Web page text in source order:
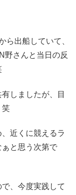
ら出船していて、
野さんと当日の反
しましたが、目
笑
近くに競えるラ
と思う次第で
、今度実践して